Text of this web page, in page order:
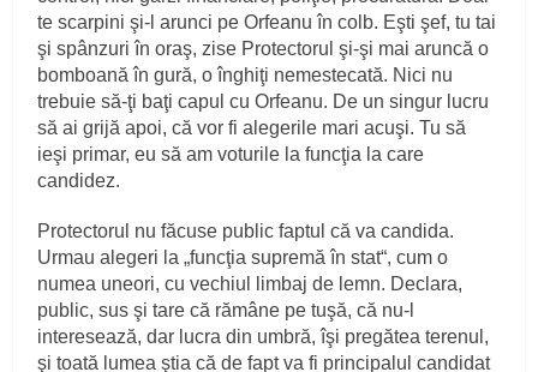
te scarpini şi‑l arunci pe Orfeanu în colb. Eşti şef, tu tai
şi spânzuri în oraş, zise Protectorul şi‑şi mai aruncă o
bomboană în gură, o înghiţi nemestecată. Nici nu
trebuie să‑ţi baţi capul cu Orfeanu. De un singur lucru
să ai grijă apoi, că vor fi alegerile mari acuşi. Tu să
ieşi primar, eu să am voturile la funcţia la care
candidez.
Protectorul nu făcuse public faptul că va candida.
Urmau alegeri la „funcţia supremă în stat“, cum o
numea uneori, cu vechiul limbaj de lemn. Declara,
public, sus şi tare că rămâne pe tuşă, că nu‑l
interesează, dar lucra din umbră, îşi pregătea terenul,
şi toată lumea ştia că de fapt va fi principalul candidat